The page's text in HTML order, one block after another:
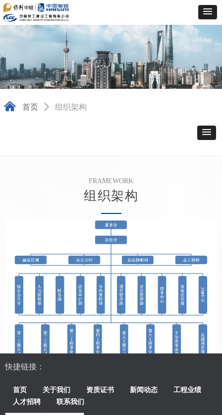
FRAMEWORK
组织架构
낀 首页 ꄲ 组织架构
快捷链接：
首页 关于我们 资质证书 新闻动态
工程业绩
人才招聘
联系我们